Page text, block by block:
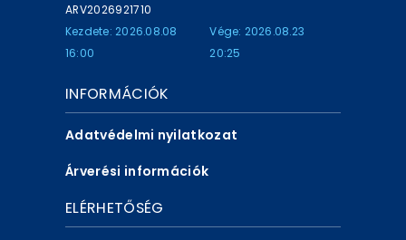
ARV2026921710
Kezdete: 2026.08.08
16:00
Vége: 2026.08.23
20:25
INFORMÁCIÓK
Adatvédelmi nyilatkozat
Árverési információk
ELÉRHETŐSÉG